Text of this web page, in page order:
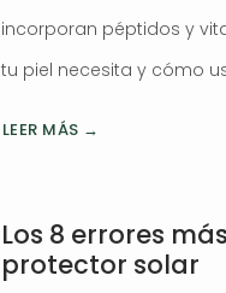
incorporan péptidos y
tu piel necesita y cómo
LEER MÁS →
Los 8 errores
protector solar